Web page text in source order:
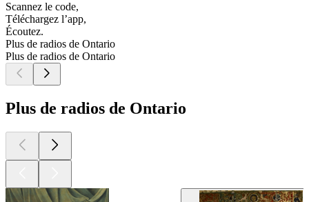
Scannez le code,
Téléchargez l’app,
Écoutez.
Plus de radios de Ontario
Plus de radios de Ontario
Plus de radios de Ontario